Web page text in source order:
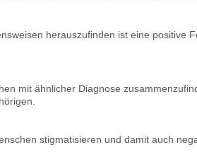
herauszufinden ist eine positive
mit ähnlicher Diagnose
stigmatisieren und damit auch